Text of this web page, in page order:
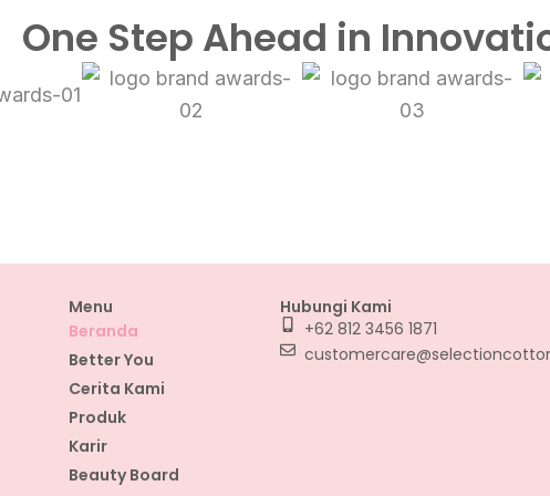
One Step Ahead in
Menu
Beranda
Better You
Cerita Kami
Produk
Karir
Beauty Board
Hubungi Kami
+62 812 3456 1871